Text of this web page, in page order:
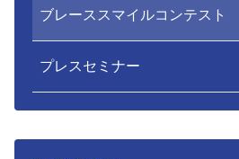
ブレーススマイルコンテスト
プレスセミナー